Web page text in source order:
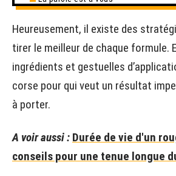
Heureusement, il existe des
tirer le meilleur de chaque formule.
ingrédients et gestuelles
corse pour qui veut un résultat
à porter.
A voir aussi : Durée de vie d'un
conseils pour une tenue longue